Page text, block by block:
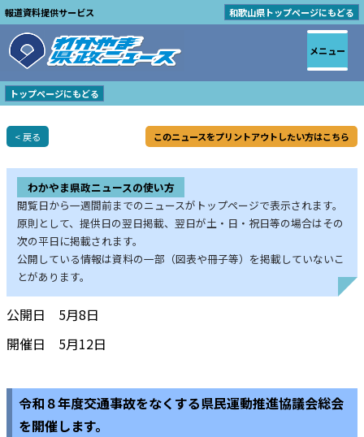
報道資料提供サービス 和歌山県トップページにもどる
トップページにもどる
< 戻る このニュースをプリントアウトしたい方はこちら
わかやま県政ニュースの使い方
閲覧日から一週間前までのニュースがトップページで表示されます。
原則として、提供日の翌日掲載、翌日が土・日・祝日等の場合はその
次の平日に掲載されます。
公開している情報は資料の一部（図表や冊子等）を掲載していないこ
とがあります。
公開日 5月8日
開催日 5月12日
令和８年度交通事故をなくする県民運動推進協議会総会
を開催します。
メニュー